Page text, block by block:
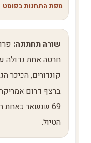
מפת התחנות בפוסט
שורה תחתונה:
חרטה אחת גדולה
קונדורים, הכיכר
ברצף דרום
69 שנשאר כאחת
הטיול.